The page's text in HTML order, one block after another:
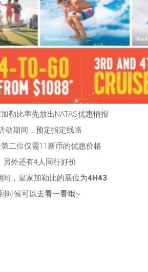
勒比率先放出NATAS优惠情报
动期间，预定指定线路
二位仅需11新币的优惠价格
另外还有4人同行好价
间，皇家加勒比的展位为4H43
时候可以去看一看哦~